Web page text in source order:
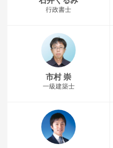
行政書士
市村 崇
一級建築士